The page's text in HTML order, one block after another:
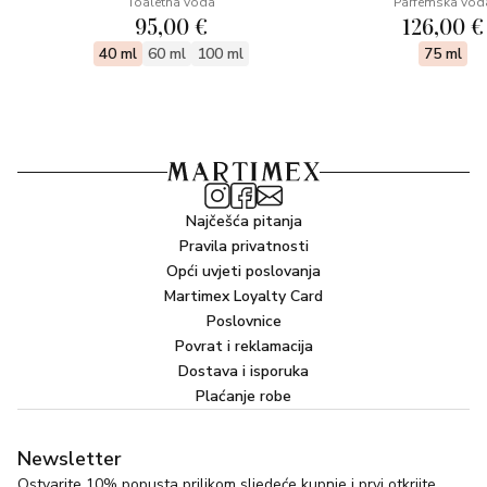
95,00 €
40 ml 60 ml 100 ml
126,00 €
75 ml
Najčešća pitanja
Pravila privatnosti
Opći uvjeti poslovanja
Martimex Loyalty Card
Poslovnice
Povrat i reklamacija
Dostava i isporuka
Plaćanje robe
Newsletter